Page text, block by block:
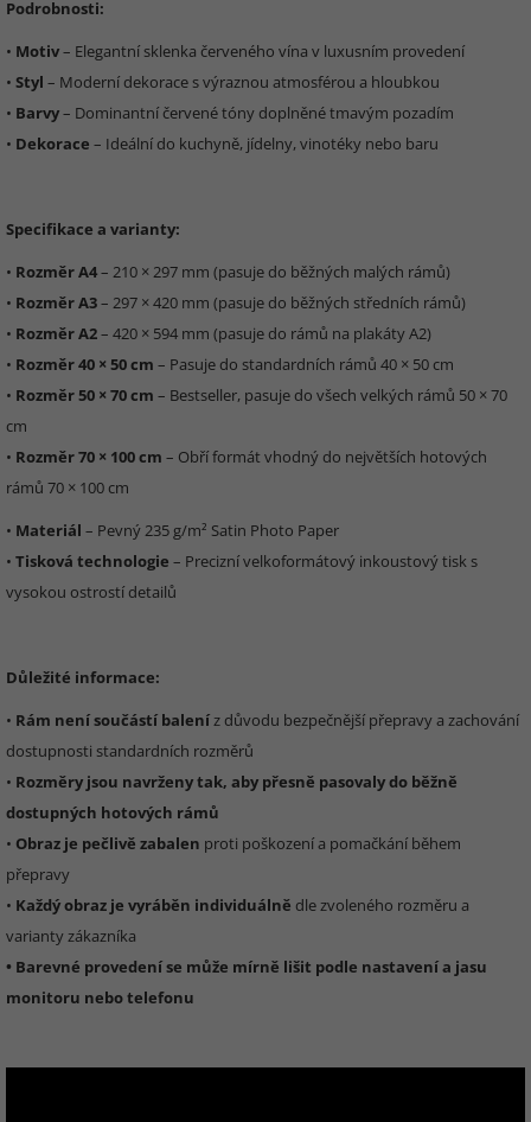
Podrobnosti:
• Motiv– Elegantní sklenka červeného vína v luxusním provedení
• Styl – Moderní dekorace s výraznou atmosférou a hloubkou
• Barvy– Dominantní červené tóny doplněné tmavým pozadím
• Dekorace – Ideální do kuchyně, jídelny, vinotéky nebo baru
Specifikace a varianty:
• Rozměr A4– 210 × 297 mm (pasuje do běžných malých rámů)
• Rozměr A3– 297 × 420 mm (pasuje do běžných středních rámů)
• Rozměr A2– 420 × 594 mm (pasuje do rámů na plakáty A2)
• Rozměr 40 × 50 cm – Pasuje do standardních rámů 40 × 50 cm
• Rozměr 50 × 70 cm – Bestseller, pasuje do všech velkých rámů 50 × 70
cm
• Rozměr 70 × 100 cm – Obří formát vhodný do největších hotových
rámů 70 × 100 cm
• Materiál – Pevný 235 g/m² Satin Photo Paper
• Tisková technologie – Precizní velkoformátový inkoustový tisk s
vysokou ostrostí detailů
Důležité informace:
• Rám není součástí baleníz důvodu bezpečnější přepravy a zachování
dostupnosti standardních rozměrů
• Rozměry jsou navrženy tak, aby přesně pasovaly do běžně
dostupných hotových rámů
• Obraz je pečlivě zabalen proti poškození a pomačkání během
přepravy
• Každý obraz je vyráběn individuálně dle zvoleného rozměru a
varianty zákazníka
• Barevné provedení se může mírně lišit podle nastavení a jasu
monitoru nebo telefonu